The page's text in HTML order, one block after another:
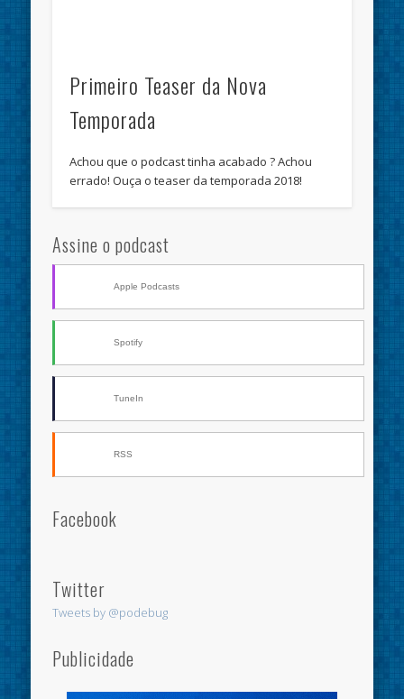
Primeiro Teaser da Nova
Temporada
Achou que o podcast tinha acabado ? Achou
errado! Ouça o teaser da temporada 2018!
Assine o podcast
Apple Podcasts
Spotify
TuneIn
RSS
Facebook
Twitter
Tweets by @podebug
Publicidade